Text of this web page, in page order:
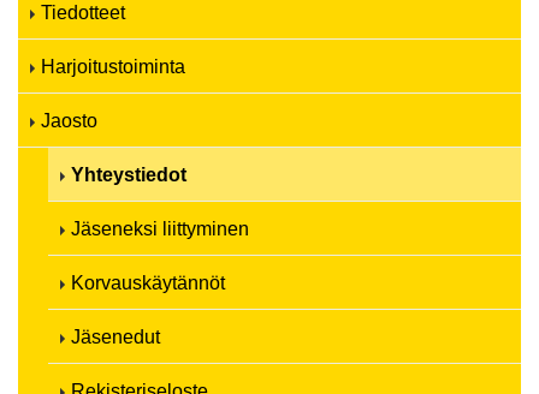
Tiedotteet
Harjoitustoiminta
Jaosto
Yhteystiedot
Jäseneksi liittyminen
Korvauskäytännöt
Jäsenedut